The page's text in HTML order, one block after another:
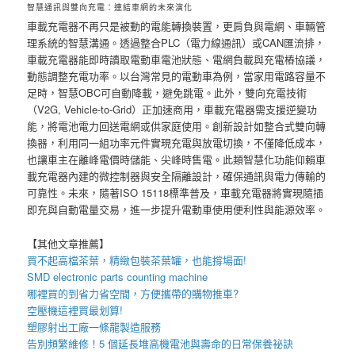
智慧通訊與雙向充電：連結車網的未來演化
車載充電器不再只是被動的電能轉換裝置，更肩負與電網、車輛管
理系統的智慧溝通。透過整合PLC（電力線通訊）或CAN匯流排，
車載充電器能即時讀取電動車電池狀態、電網負載與充電樁協議，
動態調整充電功率。以台灣常見的電動車為例，當家用電路容量不
足時，智慧OBC可自動降載，避免跳電。此外，雙向充電技術
（V2G, Vehicle-to-Grid）正加速商用，車載充電器需支援逆變功
能，將電池電力回送電網或供家庭使用。創新設計如整合式雙向轉
換器，利用同一組功率元件實現充電與放電切換，不僅降低成本，
也讓車主在離峰電價時儲能、尖峰時售電。此類智慧化功能仰賴車
載充電器內建的微控制器與安全隔離設計，確保通訊與電力傳輸的
可靠性。未來，隨著ISO 15118標準普及，車載充電器將實現隨插
即充與自動電量交易，進一步提升電動車使用便利性與能源效率。
【其他文章推薦】
買不起高檔茶葉，精緻包裝茶葉罐 ，也能撐場面!
SMD electronic parts counting machine
哪裡買的到省力省空間，方便攜帶的購物推車?
空壓機這裡買最划算!
塑膠射出工廠一條龍製造服務
告別頻繁維修！5 個延長堆高機電池與壽命的日常保養祕訣